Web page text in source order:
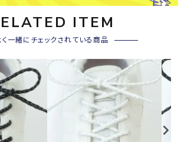
ITEM
く一緒にチェックされている商品